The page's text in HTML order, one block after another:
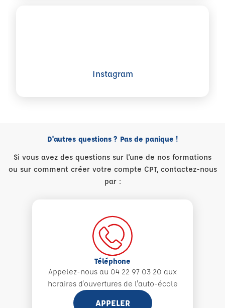
Instagram
D'autres questions ? Pas de panique !
Si vous avez des questions sur l'une de nos formations
ou sur comment créer votre compte CPT, contactez-nous
par :
Téléphone
Appelez-nous au 04 22 97 03 20 aux
horaires d'ouvertures de l'auto-école
APPELER